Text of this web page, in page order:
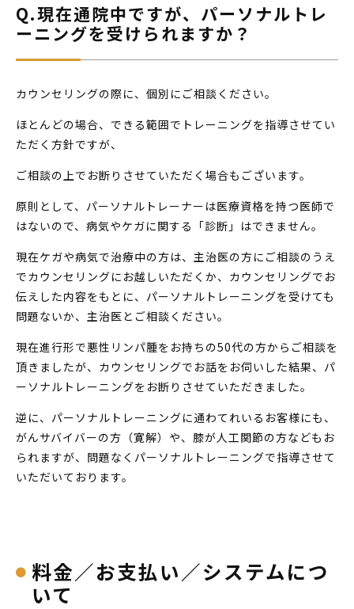
Q.現在通院中ですが、パーソナルトレ
ーニングを受けられますか？
カウンセリングの際に、個別にご相談ください。
ほとんどの場合、できる範囲でトレーニングを指導させてい
ただく方針ですが、
ご相談の上でお断りさせていただく場合もございます。
原則として、パーソナルトレーナーは医療資格を持つ医師で
はないので、病気やケガに関する「診断」はできません。
現在ケガや病気で治療中の方は、主治医の方にご相談のうえ
でカウンセリングにお越しいただくか、カウンセリングでお
伝えした内容をもとに、パーソナルトレーニングを受けても
問題ないか、主治医とご相談ください。
現在進行形で悪性リンパ腫をお持ちの50代の方からご相談を
頂きましたが、カウンセリングでお話をお伺いした結果、パ
ーソナルトレーニングをお断りさせていただきました。
逆に、パーソナルトレーニングに通わてれいるお客様にも、
がんサバイバーの方（寛解）や、膝が人工関節の方などもお
られますが、問題なくパーソナルトレーニングで指導させて
いただいております。
料金／お支払い／システムにつ
いて